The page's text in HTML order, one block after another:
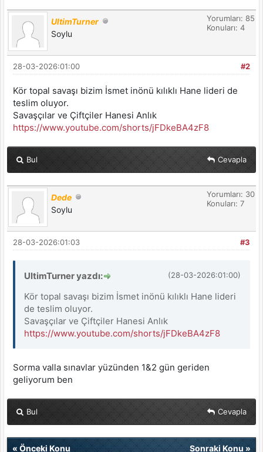
UltimTurner
Soylu
Yorumları: 85
Konuları: 4
#2
28-03-2026:01:00
Kör topal savaşı bizim İsmet inönü kılıklı Hane lideri de
teslim oluyor.
Savaşçılar ve Çiftçiler Hanesi Anlık
https://www.youtube.com/shorts/jFDkeBA4zF8
Bul Cevapla
Dede
Soylu
Yorumları: 30
Konuları: 7
#3
28-03-2026:01:03
(28-03-2026:01:00)
UltimTurner yazdı:
Kör topal savaşı bizim İsmet inönü kılıklı Hane lideri
de teslim oluyor.
Savaşçılar ve Çiftçiler Hanesi Anlık
https://www.youtube.com/shorts/jFDkeBA4zF8
Sorma valla sınavlar yüzünden 1&2 gün geriden
geliyorum ben
Bul Cevapla
« Önceki Konu Sonraki Konu»